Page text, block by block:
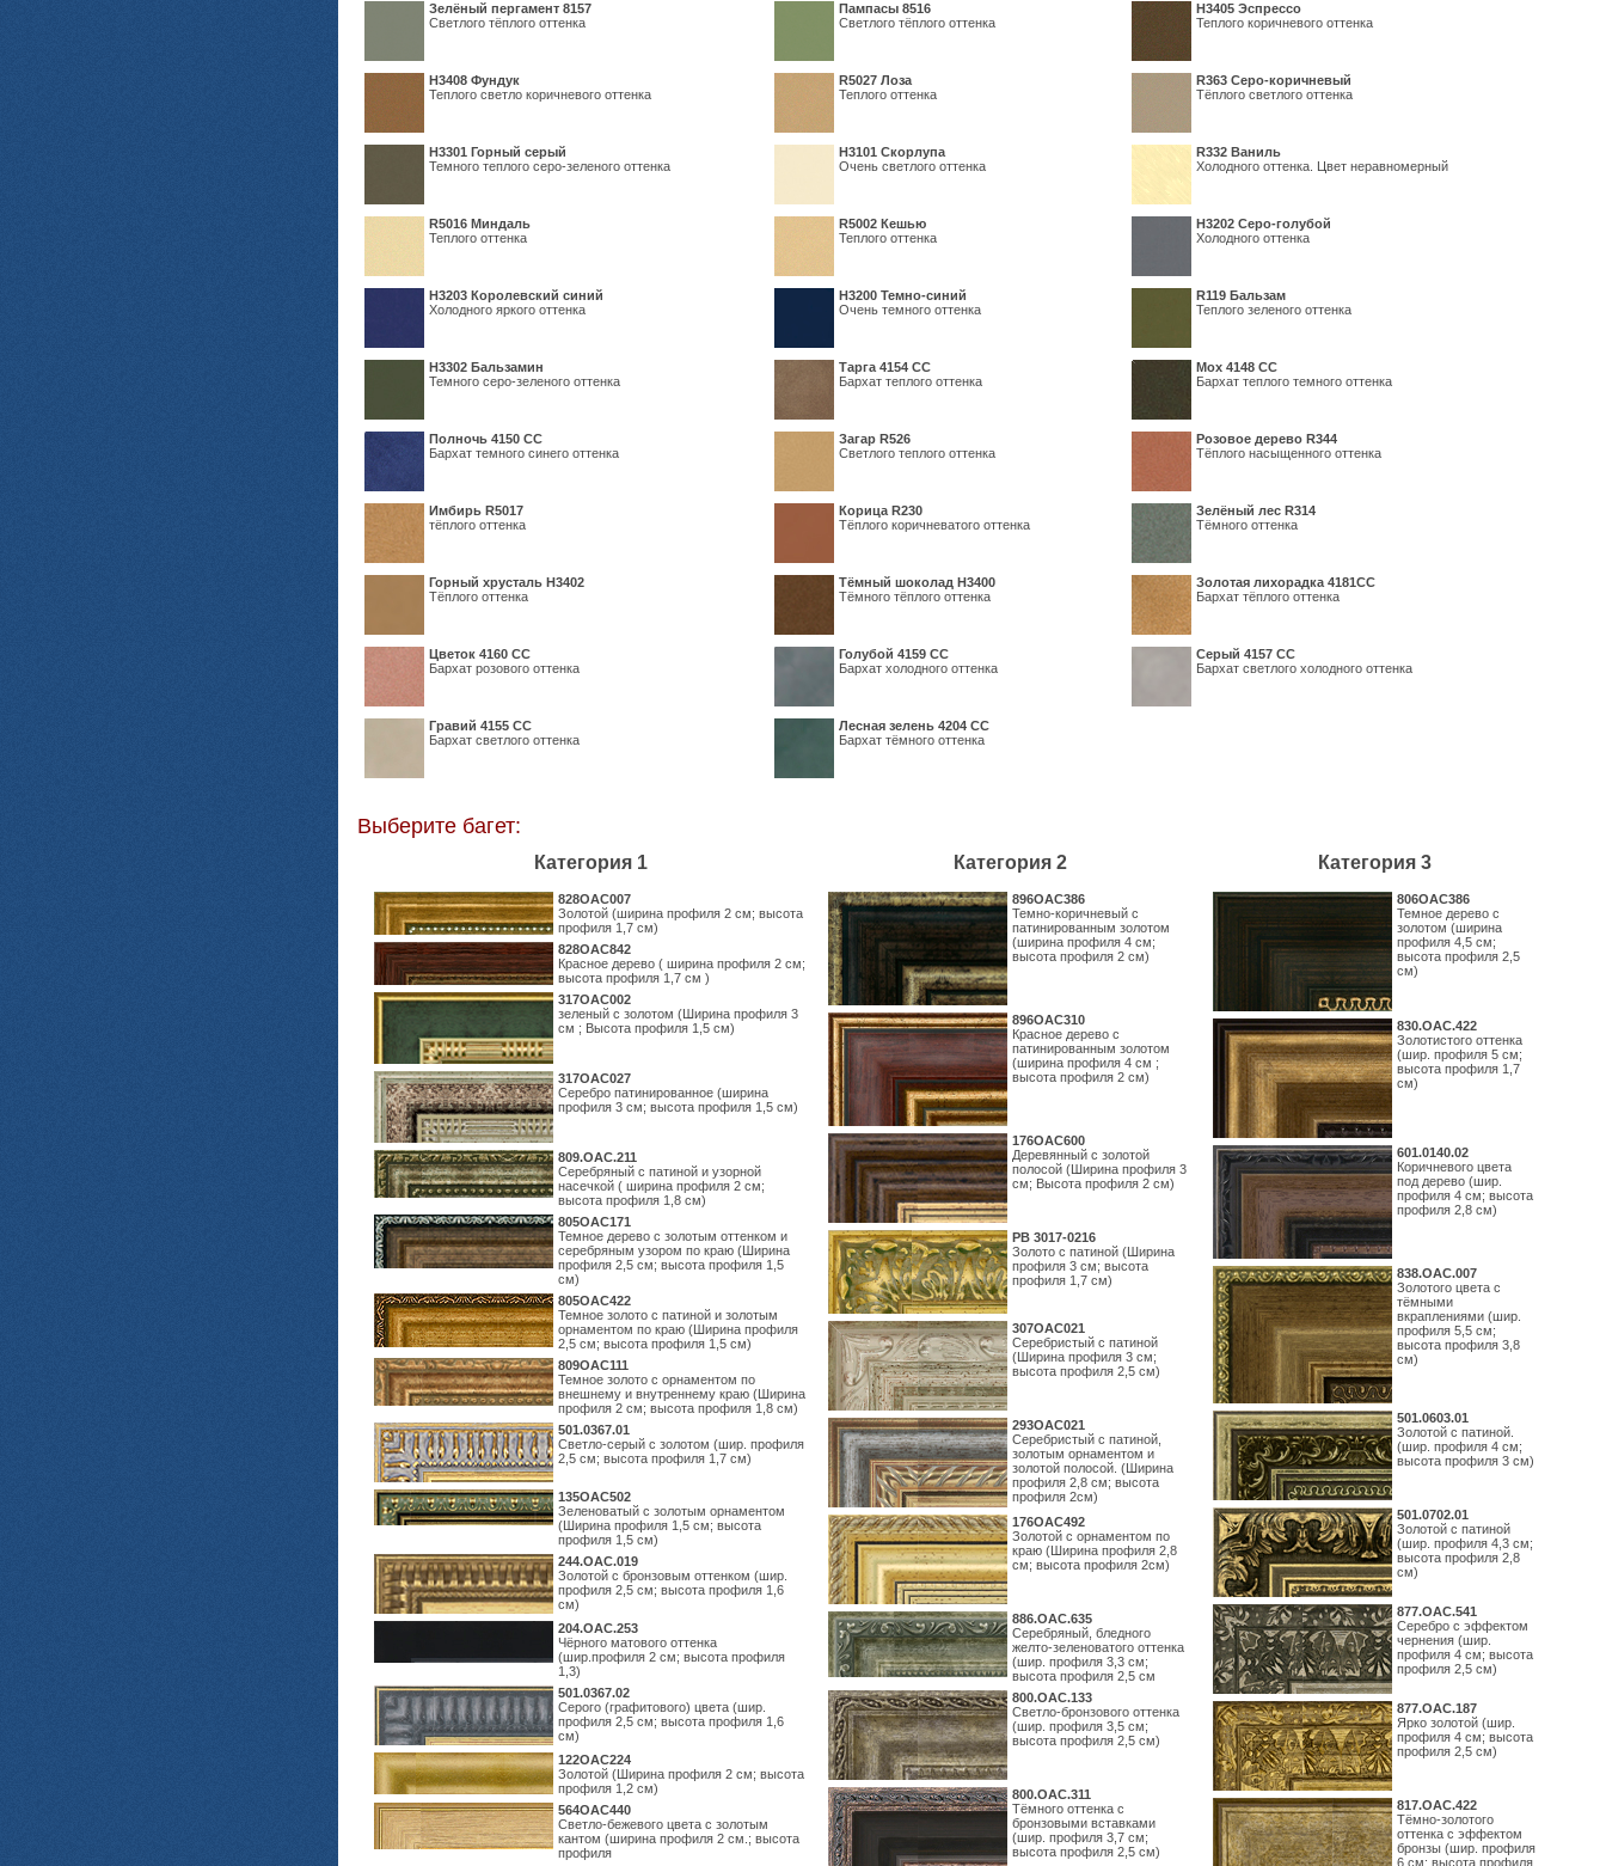
Зелёный пергамент 8157
Светлого тёплого оттенка
Пампасы 8516
Светлого тёплого оттенка
Н3405 Эспрессо
Теплого коричневого оттенка
Н3408 Фундук
Теплого светло коричневого оттенка
R5027 Лоза
Теплого оттенка
R363 Серо-коричневый
Тёплого светлого оттенка
Н3301 Горный серый
Темного теплого серо-зеленого оттенка
Н3101 Скорлупа
Очень светлого оттенка
R332 Ваниль
Холодного оттенка. Цвет неравномерный
R5016 Миндаль
Теплого оттенка
R5002 Кешью
Теплого оттенка
Н3202 Серо-голубой
Холодного оттенка
Н3203 Королевский синий
Холодного яркого оттенка
Н3200 Темно-синий
Очень темного оттенка
R119 Бальзам
Теплого зеленого оттенка
Н3302 Бальзамин
Темного серо-зеленого оттенка
Тарга 4154 СС
Бархат теплого оттенка
Мох 4148 СС
Бархат теплого темного оттенка
Полночь 4150 СС
Бархат темного синего оттенка
Загар R526
Светлого теплого оттенка
Розовое дерево R344
Тёплого насыщенного оттенка
Имбирь R5017
тёплого оттенка
Корица R230
Тёплого коричневатого оттенка
Зелёный лес R314
Тёмного оттенка
Горный хрусталь H3402
Тёплого оттенка
Тёмный шоколад H3400
Тёмного тёплого оттенка
Золотая лихорадка 4181СС
Бархат тёплого оттенка
Цветок 4160 СС
Бархат розового оттенка
Голубой 4159 СС
Бархат холодного оттенка
Серый 4157 СС
Бархат светлого холодного оттенка
Гравий 4155 СС
Бархат светлого оттенка
Лесная зелень 4204 СС
Бархат тёмного оттенка
Выберите багет:
Категория 1 Категория 2 Категория 3
828OAC007
Золотой (ширина профиля 2 см; высота
профиля 1,7 см)
828OAC842
Красное дерево ( ширина профиля 2 см;
высота профиля 1,7 см )
317OAC002
зеленый с золотом (Ширина профиля 3
см ; Высота профиля 1,5 см)
317OAC027
Серебро патинированное (ширина
профиля 3 см; высота профиля 1,5 см)
809.ОАС.211
Серебряный с патиной и узорной
насечкой ( ширина профиля 2 см;
высота профиля 1,8 см)
805OAC171
Темное дерево с золотым оттенком и
серебряным узором по краю (Ширина
профиля 2,5 см; высота профиля 1,5
см)
805OAC422
Темное золото с патиной и золотым
орнаментом по краю (Ширина профиля
2,5 см; высота профиля 1,5 см)
809OAC111
Темное золото с орнаментом по
внешнему и внутреннему краю (Ширина
профиля 2 см; высота профиля 1,8 см)
501.0367.01
Светло-серый с золотом (шир. профиля
2,5 см; высота профиля 1,7 см)
135OAC502
Зеленоватый с золотым орнаментом
(Ширина профиля 1,5 см; высота
профиля 1,5 см)
244.ОАС.019
Золотой с бронзовым оттенком (шир.
профиля 2,5 см; высота профиля 1,6
см)
204.OAC.253
Чёрного матового оттенка
(шир.профиля 2 см; высота профиля
1,3)
501.0367.02
Серого (графитового) цвета (шир.
профиля 2,5 см; высота профиля 1,6
см)
122OAC224
Золотой (Ширина профиля 2 см; высота
профиля 1,2 см)
564ОАС440
Светло-бежевого цвета с золотым
кантом (ширина профиля 2 см.; высота
профиля
896OAC386
Темно-коричневый с
патинированным золотом
(ширина профиля 4 см;
высота профиля 2 см)
896OAC310
Красное дерево с
патинированным золотом
(ширина профиля 4 см ;
высота профиля 2 см)
176OAC600
Деревянный с золотой
полосой (Ширина профиля 3
см; Высота профиля 2 см)
PB 3017-0216
Золото с патиной (Ширина
профиля 3 см; высота
профиля 1,7 см)
307OAC021
Серебристый с патиной
(Ширина профиля 3 см;
высота профиля 2,5 см)
293OAC021
Серебристый с патиной,
золотым орнаментом и
золотой полосой. (Ширина
профиля 2,8 см; высота
профиля 2см)
176OAC492
Золотой с орнаментом по
краю (Ширина профиля 2,8
см; высота профиля 2см)
886.ОАС.635
Серебряный, бледного
желто-зеленоватого оттенка
(шир. профиля 3,3 см;
высота профиля 2,5 см
800.ОАС.133
Светло-бронзового оттенка
(шир. профиля 3,5 см;
высота профиля 2,5 см)
800.ОАС.311
Тёмного оттенка с
бронзовыми вставками
(шир. профиля 3,7 см;
высота профиля 2,5 см)
806OAC386
Темное дерево с
золотом (ширина
профиля 4,5 см;
высота профиля 2,5
см)
830.ОАС.422
Золотистого оттенка
(шир. профиля 5 см;
высота профиля 1,7
см)
601.0140.02
Коричневого цвета
под дерево (шир.
профиля 4 см; высота
профиля 2,8 см)
838.ОАС.007
Золотого цвета с
тёмными
вкраплениями (шир.
профиля 5,5 см;
высота профиля 3,8
см)
501.0603.01
Золотой с патиной.
(шир. профиля 4 см;
высота профиля 3 см)
501.0702.01
Золотой с патиной
(шир. профиля 4,3 см;
высота профиля 2,8
см)
877.ОАС.541
Серебро с эффектом
чернения (шир.
профиля 4 см; высота
профиля 2,5 см)
877.ОАС.187
Ярко золотой (шир.
профиля 4 см; высота
профиля 2,5 см)
817.ОАС.422
Тёмно-золотого
оттенка с эффектом
бронзы (шир. профиля
6 см; высота профиля